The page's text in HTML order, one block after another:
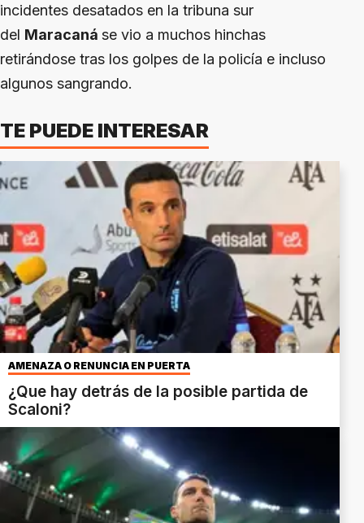
incidentes desatados en la tribuna sur
del Maracaná se vio a muchos hinchas
retirándose tras los golpes de la policía e incluso
algunos sangrando.
TE PUEDE INTERESAR
AMENAZA O RENUNCIA EN PUERTA
¿Que hay detrás de la posible partida de
Scaloni?